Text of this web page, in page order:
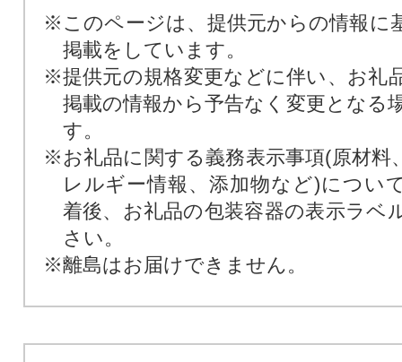
※このページは、提供元からの情報に
掲載をしています。
※提供元の規格変更などに伴い、お礼
掲載の情報から予告なく変更となる
す。
※お礼品に関する義務表示事項(原材料
レルギー情報、添加物など)につい
着後、お礼品の包装容器の表示ラベ
さい。
※離島はお届けできません。